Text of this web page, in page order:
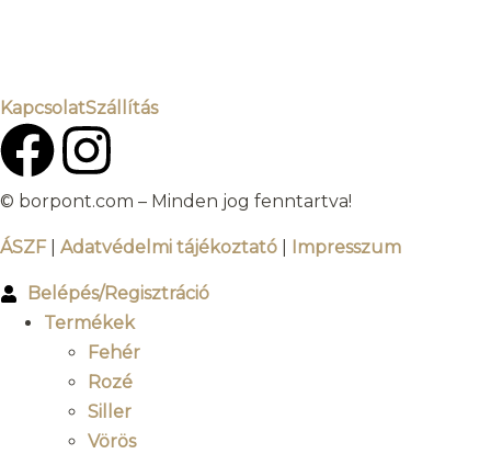
KapcsolatSzállítás
© borpont.com – Minden jog fenntartva!
ÁSZF| Adatvédelmi tájékoztató Impresszum
Belépés/Regisztráció
Termékek
Fehér
Rozé
Siller
Vörös